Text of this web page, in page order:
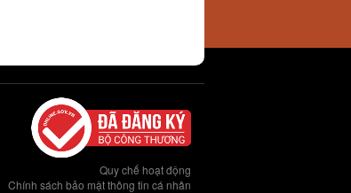
Quy chế hoạt động
Chính sách bảo mật thông tin cá nhân